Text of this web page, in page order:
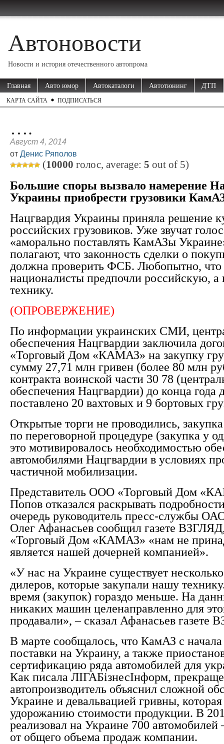
Автоновости
Новости и история отечественного автопрома
Главная Авто юмор Автокаталоги Автотюнинг ДТП
КАРТА САЙТА ПОДПИСАТЬСЯ
….
Август 4, 2014
от Денис Ряполов
(10000 голос, average: 5 out of 5)
Большие споры вызвало намерение
Украины приобрести грузовики
Нацгвардия Украины приняла решение
российских грузовиков. Уже звучат
«аморально поставлять КамАЗы
полагают, что законность сделки о
должна проверить ФСБ. Любопытно, что
националисты предпочли российскую, а
технику.
(ОПРОВЕРЖЕНИЕ)
По информации украинских СМИ,
обеспечения Нацгвардии заключила
«Торговый Дом «КАМАЗ» на закупку
сумму 27,71 млн гривен (более 80 млн
контракта воинской части 30 78
обеспечения Нацгвардии) до конца года
поставлено 20 вахтовых и 9 бортовых
Открытые торги не проводились,
по переговорной процедуре (закупка у
это мотивировалось необходимостью
автомобилями Нацгвардии в условиях
частичной мобилизации.
Представитель ООО «Торговый Дом
Попов отказался раскрывать
очередь руководитель пресс-службы
Олег Афанасьев сообщил газете
«Торговый Дом «КАМАЗ» «нам не
является нашей дочерней компанией».
«У нас на Украине существует
дилеров, которые закупали нашу
время (закупок) гораздо меньше. На
никаких машин целенаправленно для
продавали», – сказал Афанасьев газете
В марте сообщалось, что КамАЗ с начала
поставки на Украину, а также
сертификацию ряда автомобилей для
Как писала ЛІГАБізнесІнформ,
автопроизводитель объяснил сложной
Украине и девальвацией гривны,
удорожанию стоимости продукции. В
реализовал на Украине 700 автомобилей
от общего объема продаж компании.